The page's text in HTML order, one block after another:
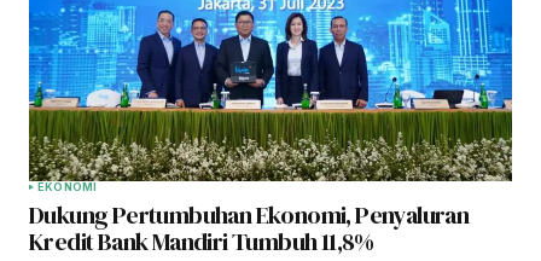
EKONOMI
Dukung Pertumbuhan Ekonomi, Penyaluran
Kredit Bank Mandiri Tumbuh 11,8%